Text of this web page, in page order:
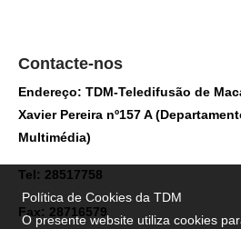
Contacte-nos
Endereço: TDM-Teledifusão de
Xavier Pereira nº157 A
Multimédia)
Tel: 28517758
Fax: 28716579
Política de Cookies da TDM
O presente website utiliza cookies